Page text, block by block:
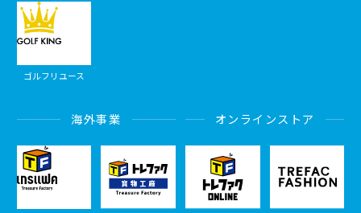
ゴルフリユース
海外事業 オンラインストア